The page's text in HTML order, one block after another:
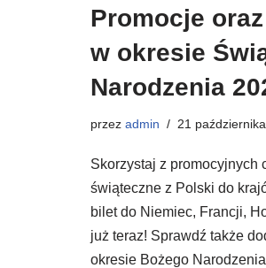
Promocje
w okresie
Narodzenia
przez admin 21
Skorzystaj z promocyjnych
świąteczne z Polski do
bilet do Niemiec, Francji,
już teraz! Sprawdź także
okresie Bożego